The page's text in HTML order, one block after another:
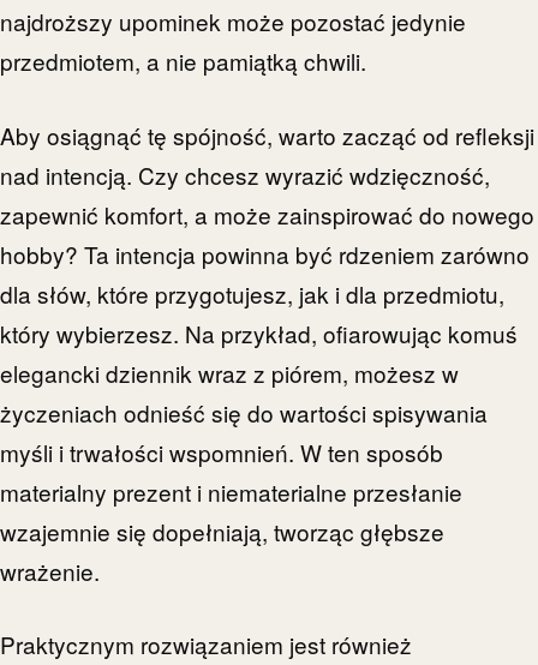
najdroższy upominek może pozostać jedynie
przedmiotem, a nie pamiątką chwili.
Aby osiągnąć tę spójność, warto zacząć od refleksji
nad intencją. Czy chcesz wyrazić wdzięczność,
zapewnić komfort, a może zainspirować do nowego
hobby? Ta intencja powinna być rdzeniem zarówno
dla słów, które przygotujesz, jak i dla przedmiotu,
który wybierzesz. Na przykład, ofiarowując komuś
elegancki dziennik wraz z piórem, możesz w
życzeniach odnieść się do wartości spisywania
myśli i trwałości wspomnień. W ten sposób
materialny prezent i niematerialne przesłanie
wzajemnie się dopełniają, tworząc głębsze
wrażenie.
Praktycznym rozwiązaniem jest również